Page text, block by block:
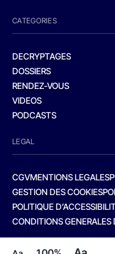
CATEGORIES
DECRYPTAGES
DOSSIERS
RENDEZ-VOUS
VIDEOS
PODCASTS
LEGAL
CGVMENTIONS LEGALES
GESTION DES COOKIES
POLITIQUE
CONDITIONS GENERALES